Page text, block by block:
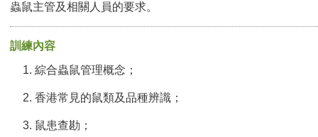
蟲鼠主管及相關人員的要求。
訓練內容
綜合蟲鼠管理概念；
香港常見的鼠類及品種辨識；
鼠患查勘；